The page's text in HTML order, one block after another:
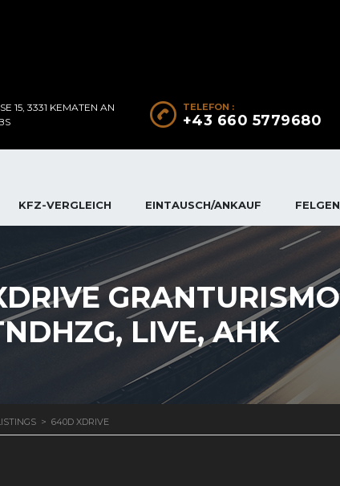
TELEFON :
+43 660 5779680
15, 3331 KEMATEN AN D
KFZ-VERGLEICH EINTAUSCH/ANKAUF
LIVE, AHK
> 640D XDRIVE